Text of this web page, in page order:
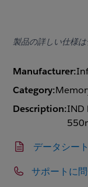
製品の詳しい仕様
Manufacturer:
Category:
Description:IND
データシート
サポートに